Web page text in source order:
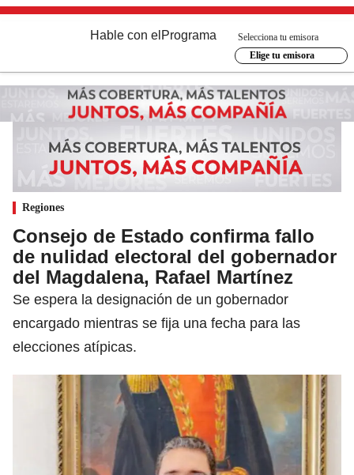
Hable con el Programa
Selecciona tu emisora
Elige tu emisora
Regiones
Consejo de Estado confirma fallo
de nulidad electoral del gobernador
del Magdalena, Rafael Martínez
Se espera la designación de un gobernador
encargado mientras se fija una fecha para las
elecciones atípicas.